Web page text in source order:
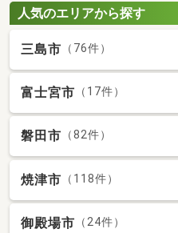
人気のエリアから探す
三島市 （76件）
富士宮市 （17件）
磐田市 （82件）
焼津市 （118件）
御殿場市 （24件）